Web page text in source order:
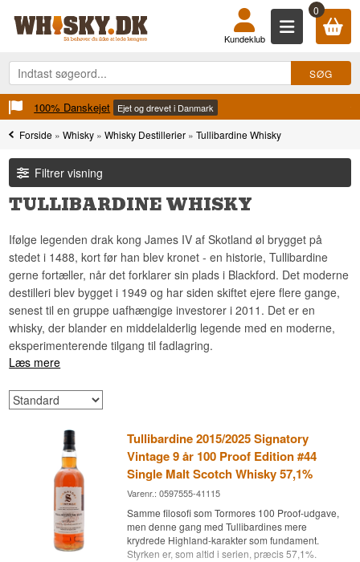
0
Kundeklub
100% Danskejet Ejet og drevet i Danmark
Forside »Whisky »Whisky Destillerier »Tullibardine Whisky
Filtrer visning
TULLIBARDINE WHISKY
Ifølge legenden drak kong James IV af Skotland øl brygget på
stedet i 1488, kort før han blev kronet - en historie, Tullibardine
gerne fortæller, når det forklarer sin plads i Blackford. Det moderne
destilleri blev bygget i 1949 og har siden skiftet ejere flere gange,
senest til en gruppe uafhængige investorer i 2011. Det er en
whisky, der blander en middelalderlig legende med en moderne,
eksperimenterende tilgang til fadlagring.
Læs mere
Tullibardine 2015/2025 Signatory
Vintage 9 år 100 Proof Edition #44
Single Malt Scotch Whisky 57,1%
Varenr.: 0597555-41115
Samme filosofi som Tormores 100 Proof-udgave,
men denne gang med Tullibardines mere
krydrede Highland-karakter som fundament.
Styrken er, som altid i serien, præcis 57,1%.